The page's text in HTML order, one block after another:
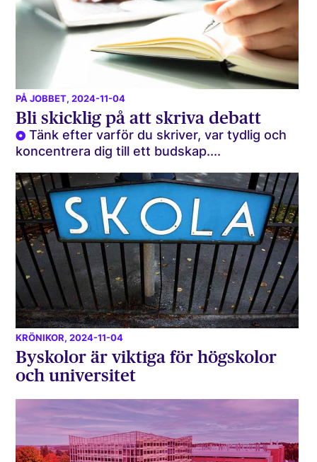
PÅ JOBBET, 2024-11-04
Bli skicklig på att skriva debatt
Tänk efter varför du skriver, var tydlig och
koncentrera dig till ett budskap....
KRÖNIKOR, 2024-11-04
Byskolor är viktiga för högskolor
och universitet